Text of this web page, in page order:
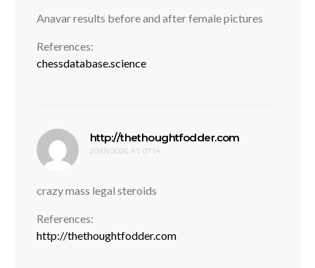
Anavar results before and after female pictures
References:
chessdatabase.science
http://thethoughtfodder.com
20/01/2026 ÀS 07:14
crazy mass legal steroids
References:
http://thethoughtfodder.com